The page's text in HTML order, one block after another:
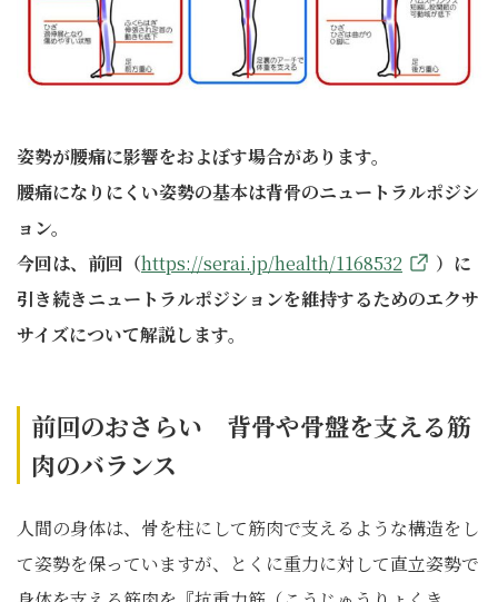
姿勢が腰痛に影響をおよぼす場合があります。
腰痛になりにくい姿勢の基本は背骨のニュートラルポジシ
ョン。
今回は、前回（https://serai.jp/health/1168532
）に
引き続きニュートラルポジションを維持するためのエクサ
サイズについて解説します。
前回のおさらい 背骨や骨盤を支える筋
肉のバランス
人間の身体は、骨を柱にして筋肉で支えるような構造をし
て姿勢を保っていますが、とくに重力に対して直立姿勢で